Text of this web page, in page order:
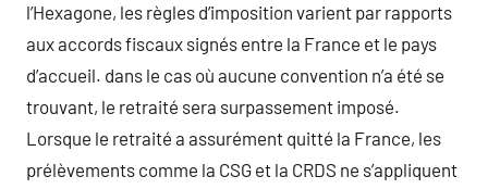
l’Hexagone, les règles d’imposition varient par rapports
aux accords fiscaux signés entre la France et le pays
d’accueil. dans le cas où aucune convention n’a été se
trouvant, le retraité sera surpassement imposé.
Lorsque le retraité a assurément quitté la France, les
prélèvements comme la CSG et la CRDS ne s’appliquent